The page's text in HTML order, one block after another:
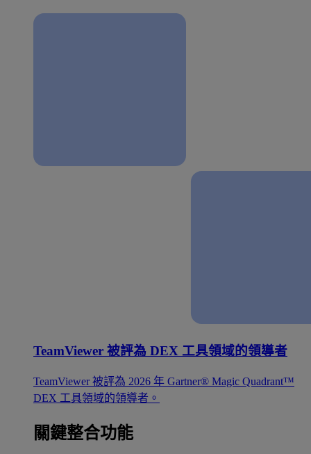
TeamViewer 被評為 DEX 工具領域的領導者
TeamViewer 被評為 2026 年 Gartner® Magic Quadrant™
DEX 工具領域的領導者。
關鍵整合功能